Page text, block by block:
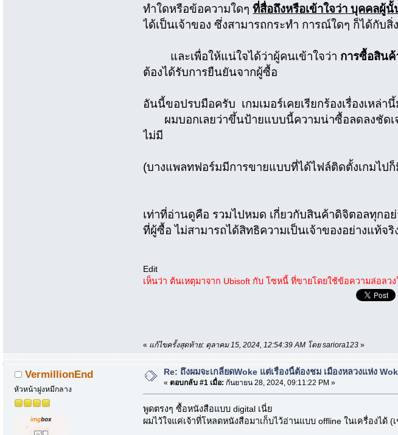
ทำใดหรือข้อความใดๆที่สื่อถึงหรือเข้าใจว่า บุคคลผู้นั้
ได้เป็นเจ้าของ ซึ่งสามารถกระทำ การณ์ใดๆ ก็ได้กับสิ่
และเพื่อให้แน่ใจได้ว่าผู้คนเข้าใจว่า การซื้อสินค้
ต้องได้รับการยืนยันจากผู้ซื้อ
อันนี้ขอปรบมือครับ เกมเมอร์เคยเรียกร้องเรื่องเหล่า
ผมบอกเลยว่าขึ้นป้ายแบบนี้ความน่าซื้อลดลงชัดเ
ไม่มี
(บางแพลทฟอร์มมีการขายแบบที่ได้ไฟล์ติดตั้งเกมไป
เท่าที่อ่านดูคือ รวมไปหมด เกี่ยวกับสินค้าดิจิตอลทุกอย่
ที่ผู้ซื้อ ไม่สามารถได้สิทธิความเป็นเจ้าของอย่างแท้จริ
Edit
เห็นว่า ต้นเหตุมาจาก Ubisoft กับ โซหนี้ ที่ขายโดยใช้ข้อความล่อล
« แก้ไขครั้งสุดท้าย: ตุลาคม 15, 2024, 12:54:39 AM โดย sariora123 »
VermillionEnd
หัวหน้าฝูงหมีกลาง
Re: ถึงผมจะเกลี่ยดWoke แต่เรื่องนี้ต้องชม เมืองหลวงแห่ง
« ตอบกลับ #1 เมื่อ: กันยายน 28, 2024, 09:11:22 PM »
พูดตรงๆ ซื้อหนังสือแบบ digital เนี่ย
ผมไว้ใจแค่เจ้าที่โหลดหนังสือมาเก็บไว้อ่านแบบ offline ในเครื่องได้ (